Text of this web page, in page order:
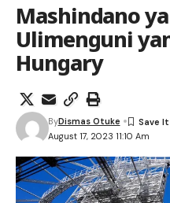
Mashindano
Ulimenguni
Hungary
August 17, 2023 11:10 Am
ByDismas Otuke